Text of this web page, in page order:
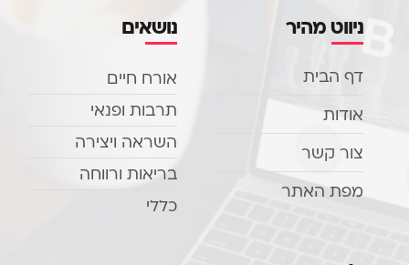
ניווט מהיר
דף הבית
אודות
צור קשר
מפת האתר
נושאים
אורח חיים
תרבות ופנאי
השראה ויצירה
בריאות ורווחה
כללי